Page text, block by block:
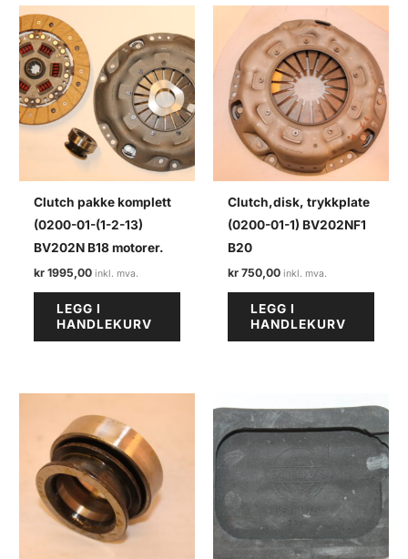
Clutch pakke komplett
(0200-01-(1-2-13)
BV202N B18 motorer.
kr 1995,00
LEGG I
HANDLEKURV
Clutch,disk, trykkplate
(0200-01-1) BV202NF1
B20
kr 750,00
LEGG I
HANDLEKURV